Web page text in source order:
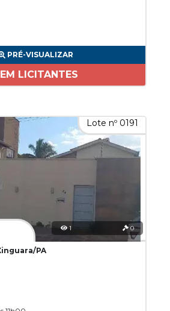
PRÉ-VISUALIZAR
LICITANTES
Lote nº 0191
1 0
PA